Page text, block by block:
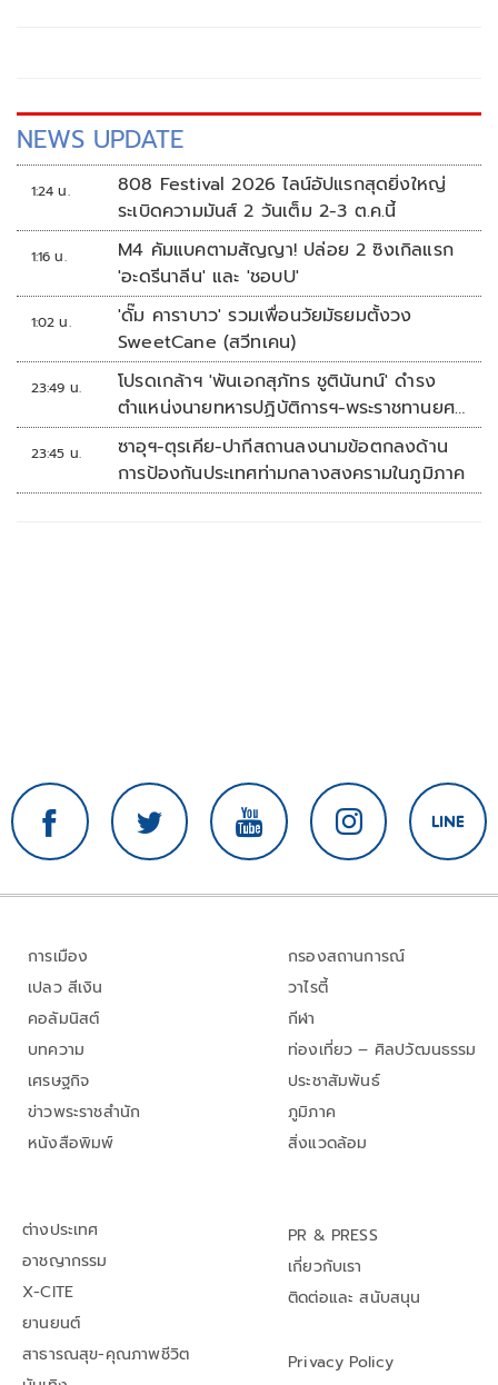
NEWS UPDATE
1:24 น.
808 Festival 2026 ไลน์อัปแรกสุดยิ่งใหญ่
ระเบิดความมันส์ 2 วันเต็ม 2-3 ต.ค.นี้
1:16 น.
M4 คัมแบคตามสัญญา! ปล่อย 2 ซิงเกิลแรก
'อะดรีนาลีน' และ 'ชอบU'
1:02 น.
'ดั๊ม คาราบาว' รวมเพื่อนวัยมัธยมตั้งวง
SweetCane (สวีทเคน)
23:49 น.
โปรดเกล้าฯ 'พันเอกสุภัทร ชูตินันทน์' ดำรง
ตำแหน่งนายทหารปฏิบัติการฯ-พระราชทานยศ
'พลตรี'
23:45 น.
ซาอุฯ-ตุรเคีย-ปากีสถานลงนามข้อตกลงด้าน
การป้องกันประเทศท่ามกลางสงครามในภูมิภาค
การเมือง
เปลว สีเงิน
คอลัมนิสต์
บทความ
เศรษฐกิจ
ข่าวพระราชสำนัก
หนังสือพิมพ์
กรองสถานการณ์
วาไรตี้
กีฬา
ท่องเที่ยว – ศิลปวัฒนธรรม
ประชาสัมพันธ์
ภูมิภาค
สิ่งแวดล้อม
ต่างประเทศ
อาชญากรรม
X-CITE
ยานยนต์
สาธารณสุข-คุณภาพชีวิต
PR & PRESS
เกี่ยวกับเรา
ติดต่อและ สนับสนุน
Privacy Policy